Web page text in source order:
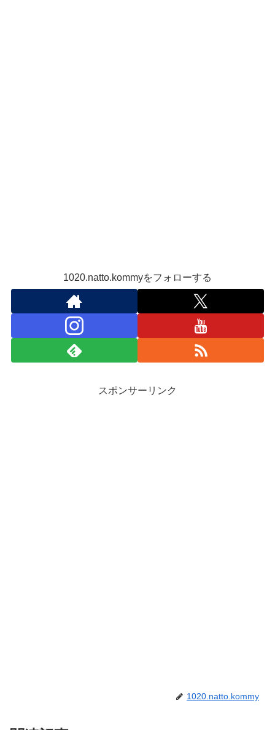
1020.natto.kommyをフォローする
スポンサーリンク
1020.natto.kommy